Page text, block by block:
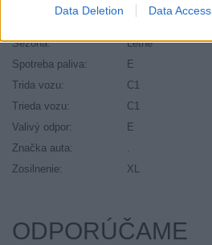
Data Deletion Data Access
Sezóna:
Letné
Spotreba paliva:
E
Trida vozu:
C1
Trieda vozu:
C1
Valivý odpor:
E
Značka auta:
Zosilnenie:
XL
ODPORÚČAME